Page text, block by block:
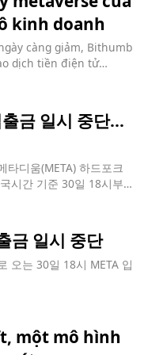
tính minh bạch và
ảnh do AI tạo ra.
xem xét kỹ lưỡng. Meta
AI có trách nhiệm của
toàn công ty, đưa
hơn vào quá trình phát
của AI
tư đến khả năng lạm
định giải tán nhóm AI
ty đang từ bỏ việc
Evan Harris, cựu nhà
báo về khả năng lạm
biệt đối xử về nhà ở,
Mark Zuckerberg đã gọi.
trước tầm quan trọng
tổng hợp trong công
tổng quát dành cho
2, trình tạo văn bản
kinh doanh
càng giảm, Bithumb
dịch tiền điện tử
công ty được Bithumb
ngoái. Bithumb Meta
7 triệu đô la Mỹ từ các
tháng 3 năm ngoái,
Hàn Quốc)
금 일시 중단...
디움(META) 하드포크
시간 기준 30일 18시부터
일 12시다.
금 일시 중단
오는 30일 18시 META 입
một mô hình